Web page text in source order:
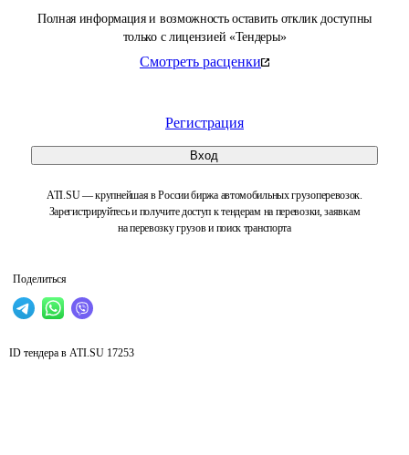
Полная информация и возможность оставить отклик доступны
только с лицензией «Тендеры»
Смотреть расценки
Регистрация
Вход
ATI.SU — крупнейшая в России биржа автомобильных грузоперевозок.
Зарегистрируйтесь и получите доступ к тендерам на перевозки, заявкам
на перевозку грузов и поиск транспорта
Поделиться
ID тендера в ATI.SU 17253